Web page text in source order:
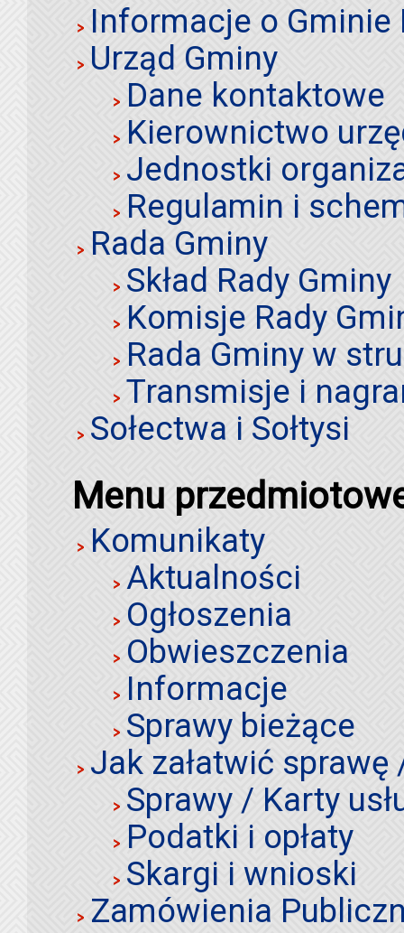
Informacje o Gminie
Urząd Gminy
Dane kontaktowe
Kierownictwo
Jednostki
Regulamin i
Rada Gminy
Skład Rady Gminy
Komisje Rady
Rada Gminy w
Transmisje i
Sołectwa i Sołtysi
Menu
Komunikaty
Aktualności
Ogłoszenia
Obwieszczenia
Informacje
Sprawy bieżące
Jak załatwić sprawę
Sprawy / Karty
Podatki i opłaty
Skargi i wnioski
Zamówienia